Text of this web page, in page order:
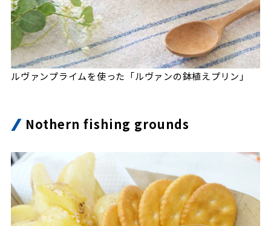
ルヴァンプライムを使った「ルヴァンの鉢植えプリン」
Nothern fishing grounds